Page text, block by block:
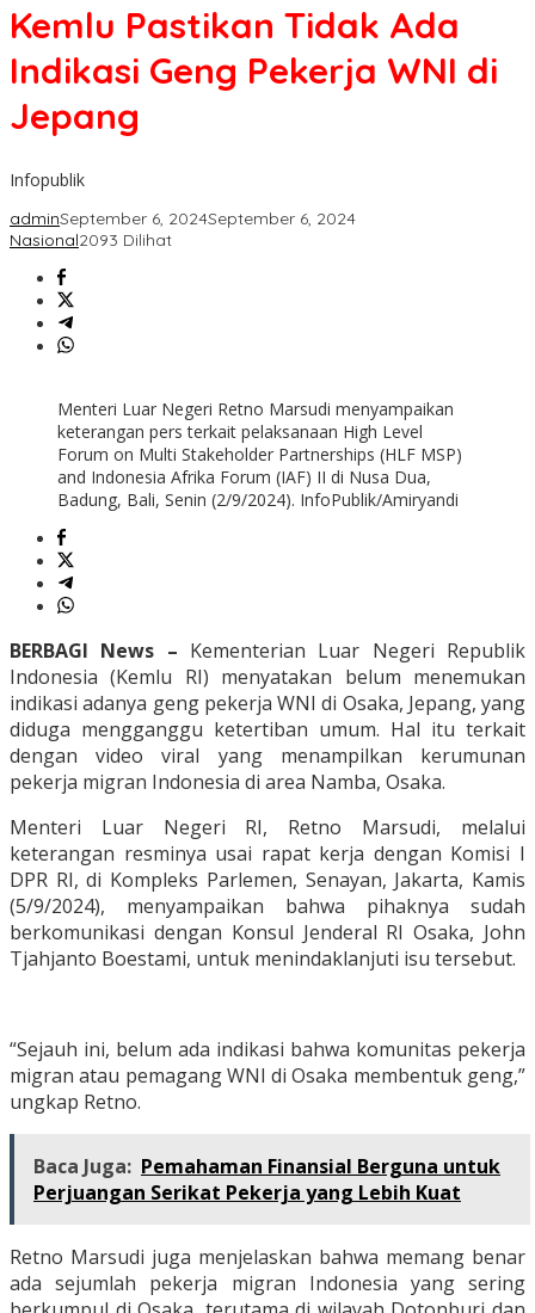
Indikasi
Pekerja
Kemlu Pastikan Tidak Ada
Indikasi Geng Pekerja WNI di
Jepang
Infopublik
adminSeptember 6, 2024September 6, 2024
Nasional2093 Dilihat
Menteri Luar Negeri Retno Marsudi menyampaikan
keterangan pers terkait pelaksanaan High Level
Forum on Multi Stakeholder Partnerships (HLF MSP)
and Indonesia Afrika Forum (IAF) II di Nusa Dua,
Badung, Bali, Senin (2/9/2024). InfoPublik/Amiryandi
BERBAGI News – Kementerian Luar Negeri Republik
Indonesia (Kemlu RI) menyatakan belum menemukan
indikasi adanya geng pekerja WNI di Osaka, Jepang, yang
diduga mengganggu ketertiban umum. Hal itu terkait
dengan video viral yang menampilkan kerumunan
pekerja migran Indonesia di area Namba, Osaka.
Menteri Luar Negeri RI, Retno Marsudi, melalui
keterangan resminya usai rapat kerja dengan Komisi I
DPR RI, di Kompleks Parlemen, Senayan, Jakarta, Kamis
(5/9/2024), menyampaikan bahwa pihaknya sudah
berkomunikasi dengan Konsul Jenderal RI Osaka, John
Tjahjanto Boestami, untuk menindaklanjuti isu tersebut.
“Sejauh ini, belum ada indikasi bahwa komunitas pekerja
migran atau pemagang WNI di Osaka membentuk geng,”
ungkap Retno.
Baca Juga: Pemahaman Finansial Berguna untuk
Perjuangan Serikat Pekerja yang Lebih Kuat
Retno Marsudi juga menjelaskan bahwa memang benar
ada sejumlah pekerja migran Indonesia yang sering